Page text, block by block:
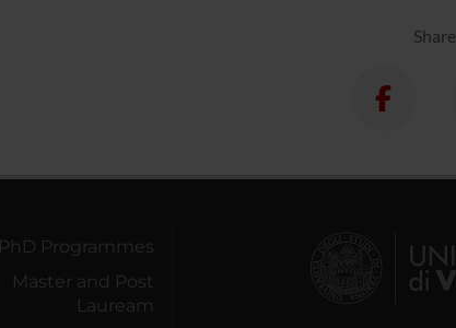
Share
PhD Programmes
Master and Post
Lauream